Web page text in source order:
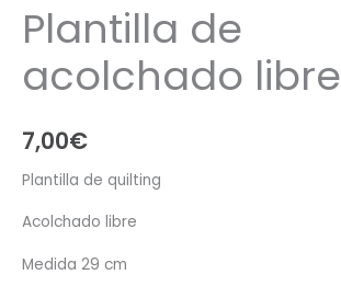
Plantilla de
acolchado libre
7,00€
Plantilla de quilting
Acolchado libre
Medida 29 cm